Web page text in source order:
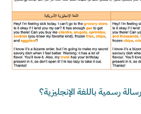
رسمية باللغة الإنجليزية؟